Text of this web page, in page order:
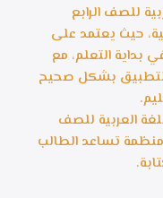
للصف الرابع
حيث يعتمد على
التعلم، مع
بشكل صحيح
العربية للصف
ترم أول 2027 بطريقة منظمة تساعد الطالب